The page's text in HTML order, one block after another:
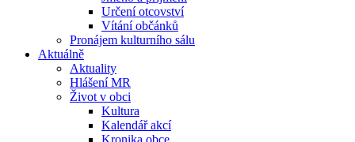
Určení otcovství
Vítání občánků
Pronájem kulturního sálu
Aktuálně
Aktuality
Hlášení MR
Život v obci
Kultura
Kalendář akcí
Kronika obce